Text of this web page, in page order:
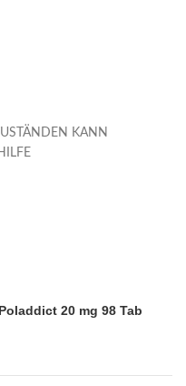
KANN
20 mg 98 Tab